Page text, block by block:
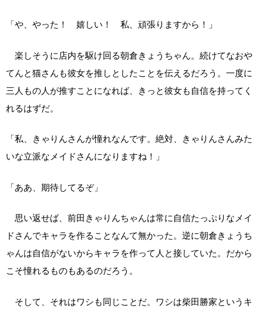
「や、やった！ 嬉しい！ 私、頑張りますから！」
楽しそうに店内を駆け回る朝倉きょうちゃん。続けてなおや
てんと猫さんも彼女を推しとしたことを伝えるだろう。一度に
三人もの人が推すことになれば、きっと彼女も自信を持ってく
れるはずだ。
「私、きゃりんさんが憧れなんです。絶対、きゃりんさんみた
いな立派なメイドさんになりますね！」
「ああ、期待してるぞ」
思い返せば、前田きゃりんちゃんは常に自信たっぷりなメイ
ドさんでキャラを作ることなんて無かった。逆に朝倉きょうち
ゃんは自信がないからキャラを作って人と接していた。だから
こそ憧れるものもあるのだろう。
そして、それはワシも同じことだ。ワシは柴田勝家というキ